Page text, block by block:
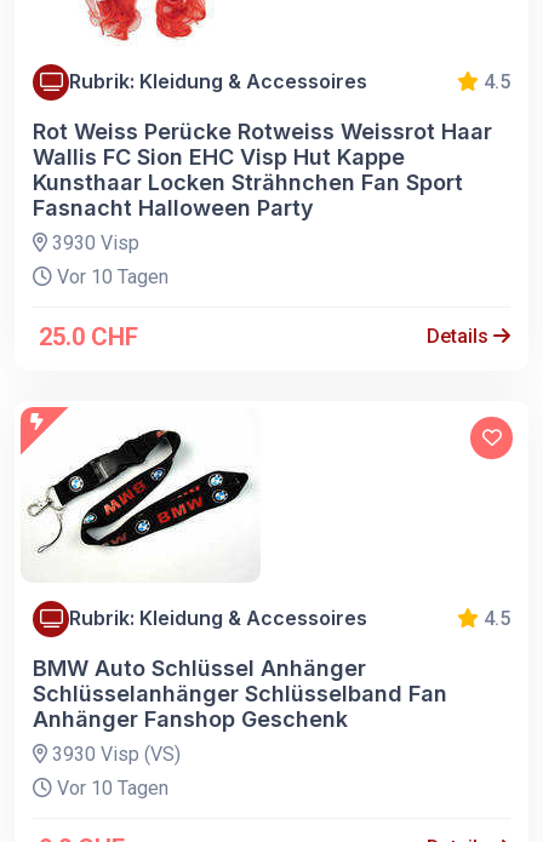
Rubrik: Kleidung & Accessoires 4.5
Rot Weiss Perücke Rotweiss Weissrot Haar
Wallis FC Sion EHC Visp Hut Kappe
Kunsthaar Locken Strähnchen Fan Sport
Fasnacht Halloween Party
3930 Visp
Vor 10 Tagen
25.0 CHF Details
Rubrik: Kleidung & Accessoires 4.5
BMW Auto Schlüssel Anhänger
Schlüsselanhänger Schlüsselband Fan
Anhänger Fanshop Geschenk
3930 Visp (VS)
Vor 10 Tagen